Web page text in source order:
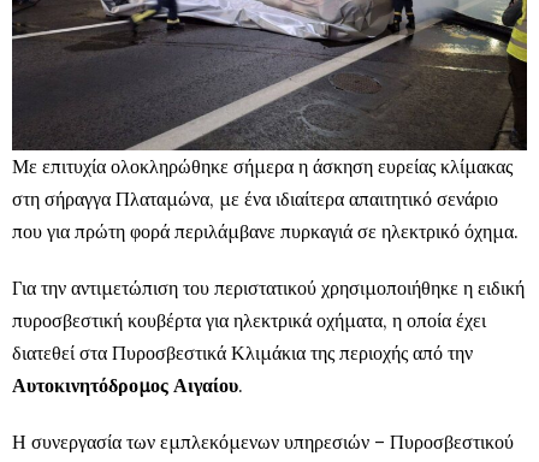
Με επιτυχία ολοκληρώθηκε σήμερα η άσκηση ευρείας κλίμακας
στη σήραγγα Πλαταμώνα, με ένα ιδιαίτερα απαιτητικό σενάριο
που για πρώτη φορά περιλάμβανε πυρκαγιά σε ηλεκτρικό όχημα.
Για την αντιμετώπιση του περιστατικού χρησιμοποιήθηκε η ειδική
πυροσβεστική κουβέρτα για ηλεκτρικά οχήματα, η οποία έχει
διατεθεί στα Πυροσβεστικά Κλιμάκια της περιοχής από την
Αυτοκινητόδρομος Αιγαίου.
Η συνεργασία των εμπλεκόμενων υπηρεσιών – Πυροσβεστικού